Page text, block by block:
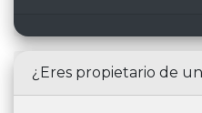
¿Eres propietario de